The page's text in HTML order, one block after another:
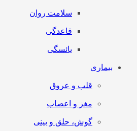
سلامت روان
قاعدگی
یائسگی
بیماری
قلب و عروق
مغز و اعصاب
گوش، حلق و بینی